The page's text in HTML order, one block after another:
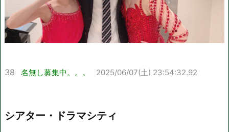
38 名無し募集中。。。 2025/06/07(土) 23:54:32.92
シアター・ドラマシティ